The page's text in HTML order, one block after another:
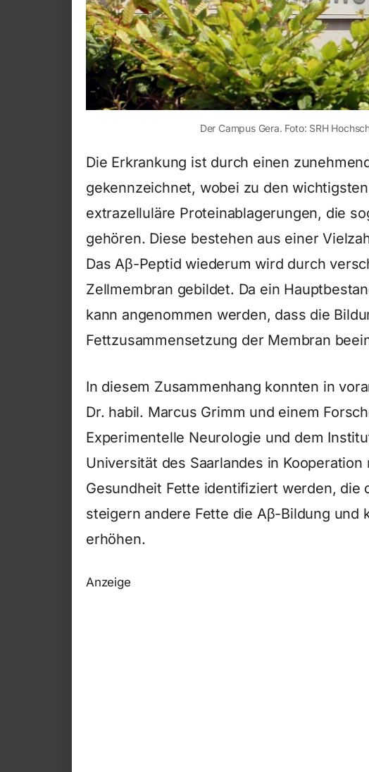
Der Campus Gera. Foto: SRH
Die Erkrankung ist durch einen
gekennzeichnet, wobei zu den
extrazelluläre Proteinablagerungen, die
gehören. Diese bestehen aus einer
Das Aβ-Peptid wiederum wird durch
Zellmembran gebildet. Da ein
kann angenommen werden, dass die
Fettzusammensetzung der Membran
In diesem Zusammenhang konnten in
Dr. habil. Marcus Grimm und einem
Experimentelle Neurologie und dem
Universität des Saarlandes in
Gesundheit Fette identifiziert werden, die
steigern andere Fette die Aβ-Bildung und
erhöhen.
Anzeige